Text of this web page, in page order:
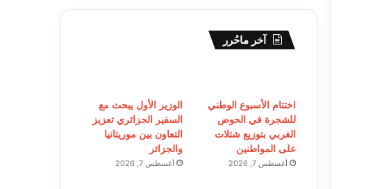
آخر ماحُرر
اختتام الأسبوع الوطني
للشجرة في الحوض
الغربي بتوزيع شتلات
على المواطنين
أغسطس 7, 2026
الوزير الأول يبحث مع
السفير الجزائري تعزيز
التعاون بين موريتانيا
والجزائر
أغسطس 7, 2026